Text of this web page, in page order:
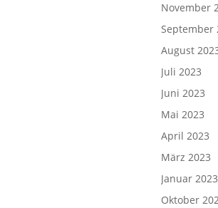
November
September
August
Juli 2023
Juni 2023
Mai 2023
April 2023
März 2023
Januar 2023
Oktober